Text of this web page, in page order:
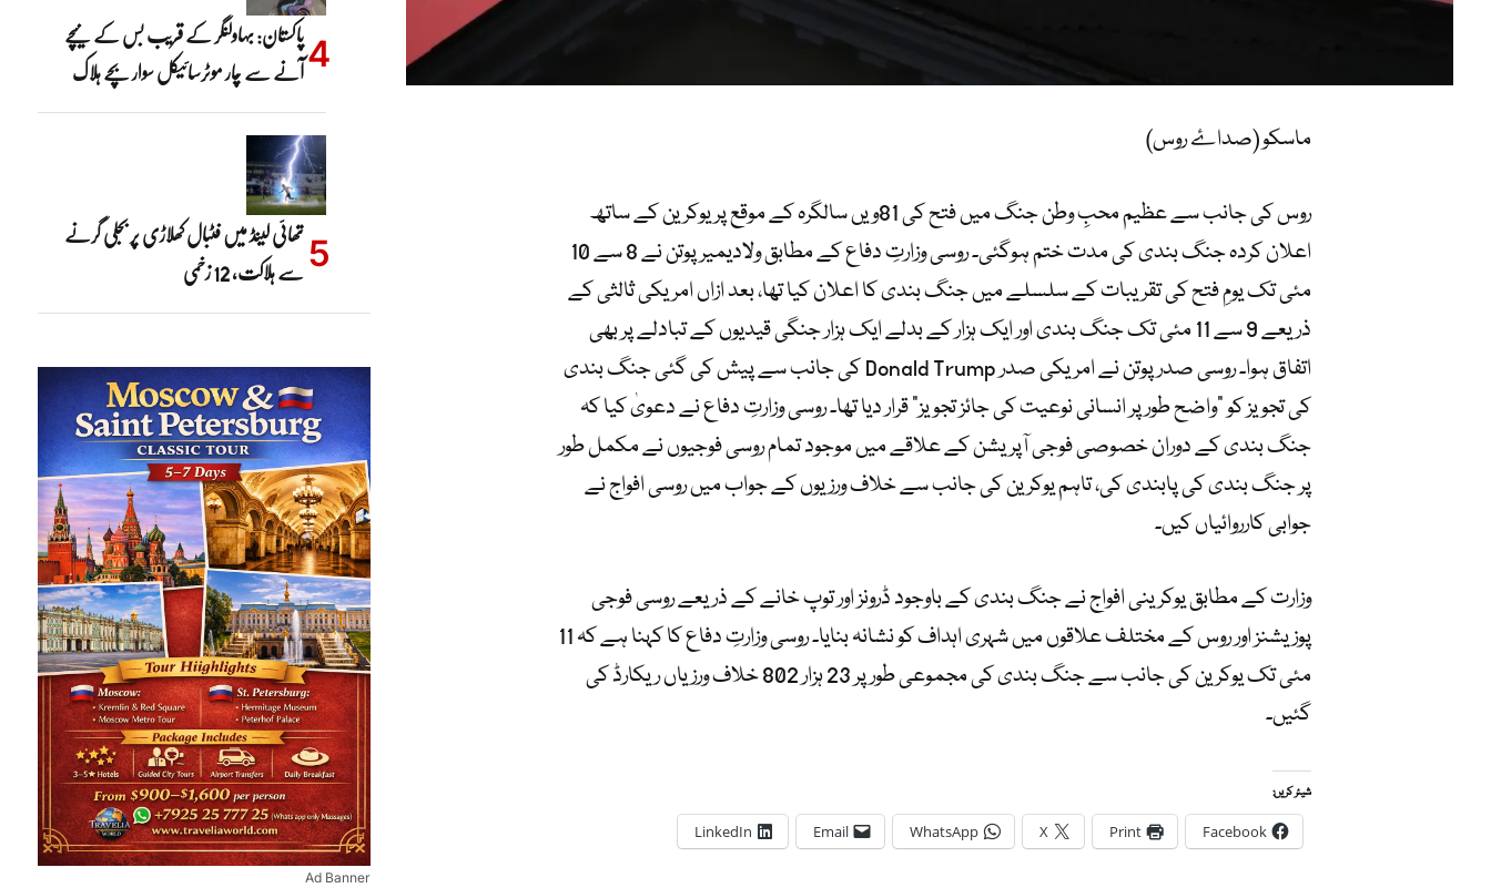
ماسکو (صداۓ روس)
روس کی جانب سے عظیم محبِ وطن جنگ میں فتح کی 81ویں سالگرہ کے موقع پر یوکرین کے ساتھ
اعلان کردہ جنگ بندی کی مدت ختم ہوگئی۔ روسی وزارتِ دفاع کے مطابق ولادیمیر پوتن نے 8 سے 10
مئی تک یومِ فتح کی تقریبات کے سلسلے میں جنگ بندی کا اعلان کیا تھا، بعد ازاں امریکی ثالثی کے
ذریعے 9 سے 11 مئی تک جنگ بندی اور ایک ہزار کے بدلے ایک ہزار جنگی قیدیوں کے تبادلے پر بھی
اتفاق ہوا۔ روسی صدر پوتن نے امریکی صدر Donald Trump کی جانب سے پیش کی گئی جنگ بندی
کی تجویز کو “واضح طور پر انسانی نوعیت کی جائز تجویز” قرار دیا تھا۔ روسی وزارتِ دفاع نے دعویٰ کیا کہ
جنگ بندی کے دوران خصوصی فوجی آپریشن کے علاقے میں موجود تمام روسی فوجیوں نے مکمل طور
پر جنگ بندی کی پابندی کی، تاہم یوکرین کی جانب سے خلاف ورزیوں کے جواب میں روسی افواج نے
جوابی کارروائیاں کیں۔
وزارت کے مطابق یوکرینی افواج نے جنگ بندی کے باوجود ڈرونز اور توپ خانے کے ذریعے روسی فوجی
پوزیشنز اور روس کے مختلف علاقوں میں شہری اہداف کو نشانہ بنایا۔ روسی وزارتِ دفاع کا کہنا ہے کہ 11
مئی تک یوکرین کی جانب سے جنگ بندی کی مجموعی طور پر 23 ہزار 802 خلاف ورزیاں ریکارڈ کی
گئیں۔
شیئر کریں:
Facebook
Print
X
WhatsApp
Email
LinkedIn
پاکستان: بہاولنگر کے قریب بس کے نیچے
آنے سے چار موٹرسائیکل سوار بچے ہلاک
تھائی لینڈ میں فٹبال کھلاڑی پر بجلی گرنے
سے ہلاکت، 12 زخمی
Ad Banner